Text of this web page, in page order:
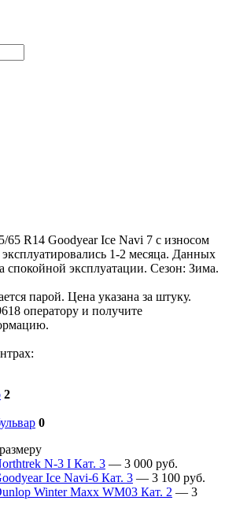
R14 Goodyear Ice Navi 7 с износом
1-2 месяца. Данных
спокойной эксплуатации. Сезон: Зима.
парой. Цена указана за штуку.
оператору и получите
2
0
N-3 I Кат. 3 — 3 000 руб.
Ice Navi-6 Кат. 3 — 3 100 руб.
Winter Maxx WM03 Кат. 2 — 3